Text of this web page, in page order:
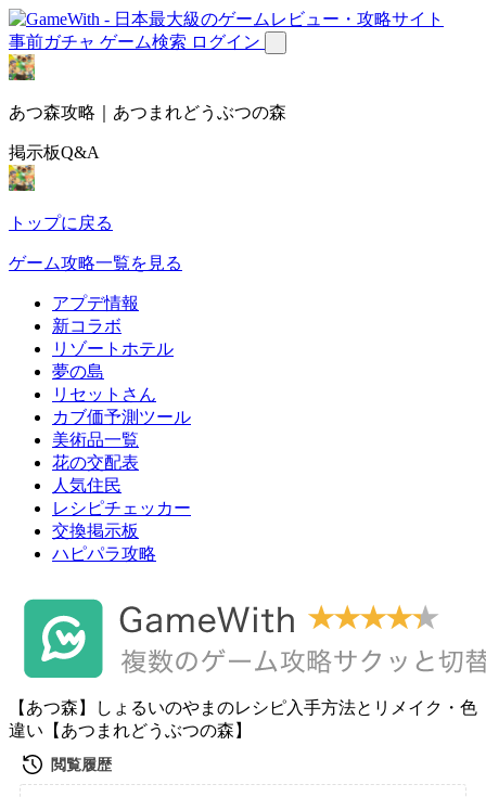
事前ガチャ ゲーム検索 ログイン
あつ森攻略｜あつまれどうぶつの森
掲示板Q&A
トップに戻る
ゲーム攻略一覧を見る
アプデ情報
新コラボ
リゾートホテル
夢の島
リセットさん
カブ価予測ツール
美術品一覧
花の交配表
人気住民
レシピチェッカー
交換掲示板
ハピパラ攻略
【あつ森】しょるいのやまのレシピ入手方法とリメイク・色
違い【あつまれどうぶつの森】